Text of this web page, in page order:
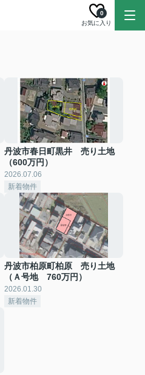
お気に入り
0
丹波市春日町黒井 売り土地
（600万円）
2026.07.06
新着物件
丹波市柏原町柏原 売り土地
（Ａ号地 760万円）
2026.01.30
新着物件